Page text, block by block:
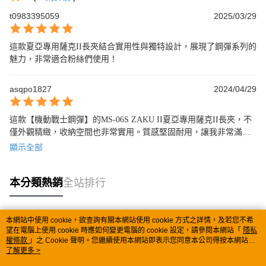
t0983395059
2025/03/29
這款夏亞專用薩克II長夾結合實用性與獨特設計，展現了鋼彈系列的
魅力，非常適合粉絲們使用！
asqpo1827 2024/04/29
這款【機動戰士鋼彈】的MS-06S ZAKU II夏亞專用薩克II長夾，不
僅外觀精緻，收納空間也非常實用。質感堅固耐用，讓我非常滿
意。
顯示全部
本分類熱銷全站排行
熱門標籤
本網站中使用 cookie，欲查詢有關本網站使用 cookie 方式之詳情，及若您不希
望在電腦上使用 cookie 時應如何變更電腦的 cookie 設定，請參閱本網站「 隱私
權條款 」之 Cookie 聲明。您繼續使用本網站即表示您同意本公司得按本網站使
用條款之 Cookie 聲明使用 cookie。
了解更多 >